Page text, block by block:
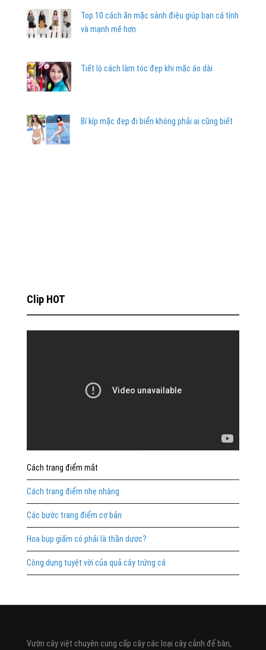
Top 10 cách ăn mặc sành điệu giúp bạn cá tính
và mạnh mẽ hơn
Tiết lộ cách làm tóc đẹp khi mặc áo dài
Bí kíp mặc đẹp đi biển không phải ai cũng biết
Clip HOT
Cách trang điểm mắt
Cách trang điểm nhẹ nhàng
Các bước trang điểm cơ bản
Hoa bụp giấm có phải là thần dược?
Công dụng tuyệt vời của quả cây trứng cá
Vườn cây việt chuyên cung cấp cây các loại cây cảnh để bàn,